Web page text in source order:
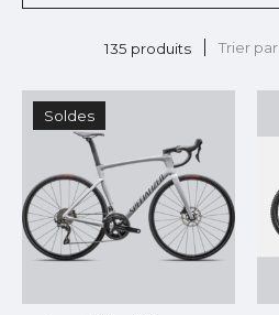
135 produits Trier par
Soldes